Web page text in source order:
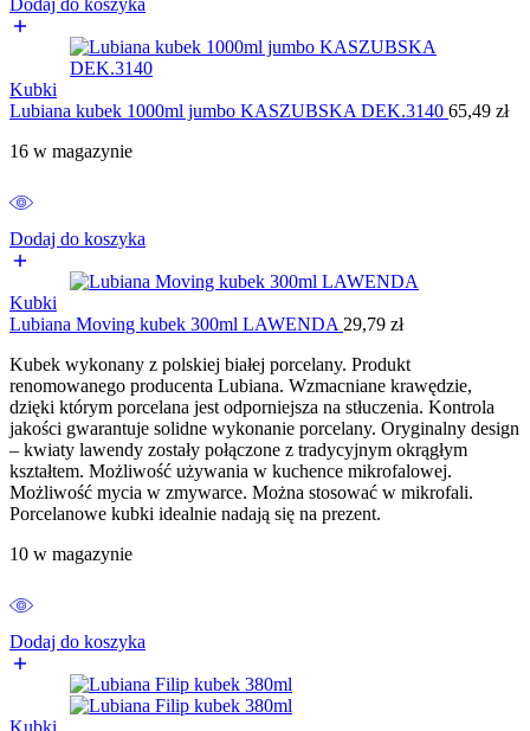
Kubki
Lubiana kubek 1000ml jumbo KASZUBSKA DEK.3140 65,49 zł
16 w magazynie
Dodaj do koszyka
Kubki
Lubiana Moving kubek 300ml LAWENDA 29,79 zł
Kubek wykonany z polskiej białej porcelany. Produkt
renomowanego producenta Lubiana. Wzmacniane krawędzie,
dzięki którym porcelana jest odporniejsza na stłuczenia. Kontrola
jakości gwarantuje solidne wykonanie porcelany. Oryginalny design
– kwiaty lawendy zostały połączone z tradycyjnym okrągłym
kształtem. Możliwość używania w kuchence mikrofalowej.
Możliwość mycia w zmywarce. Można stosować w mikrofali.
Porcelanowe kubki idealnie nadają się na prezent.
10 w magazynie
Dodaj do koszyka
Kubki